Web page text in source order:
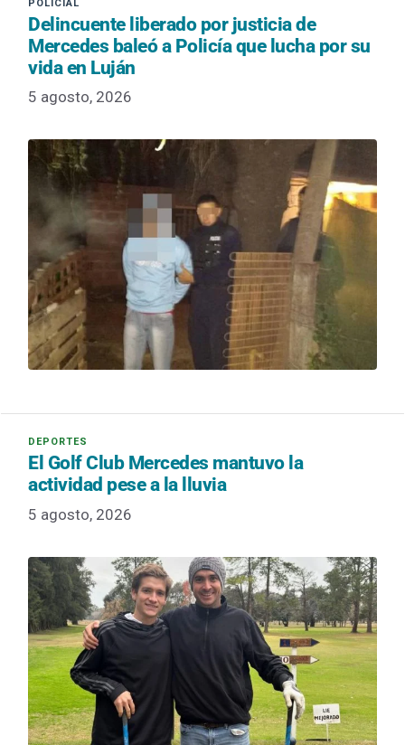
Delincuente liberado por justicia de
Mercedes baleó a Policía que lucha por su
vida en Luján
5 agosto, 2026
El Golf Club Mercedes mantuvo la
actividad pese a la lluvia
5 agosto, 2026